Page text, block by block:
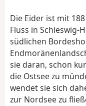
Die Eider ist mit
Fluss in
südlichen
sie daran, schon
die Ostsee zu
wendet sie sich
zur Nordsee zu